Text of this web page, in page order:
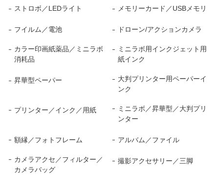
ストロボ／LEDライト メモリーカード／USBメモリ
フイルム／電池 ドローン/アクションカメラ
カラー印画紙薬品／ミニラボ
消耗品
ミニラボ用インクジェット用
紙インク
昇華型ペーパー
大判プリンター用ペーパーイ
ンク
プリンター／インク／用紙
ミニラボ／昇華型／大判プリ
ンター
額縁／フォトフレーム アルバム／ファイル
カメラアクセ／フィルター／
カメラバッグ
撮影アクセサリー／三脚